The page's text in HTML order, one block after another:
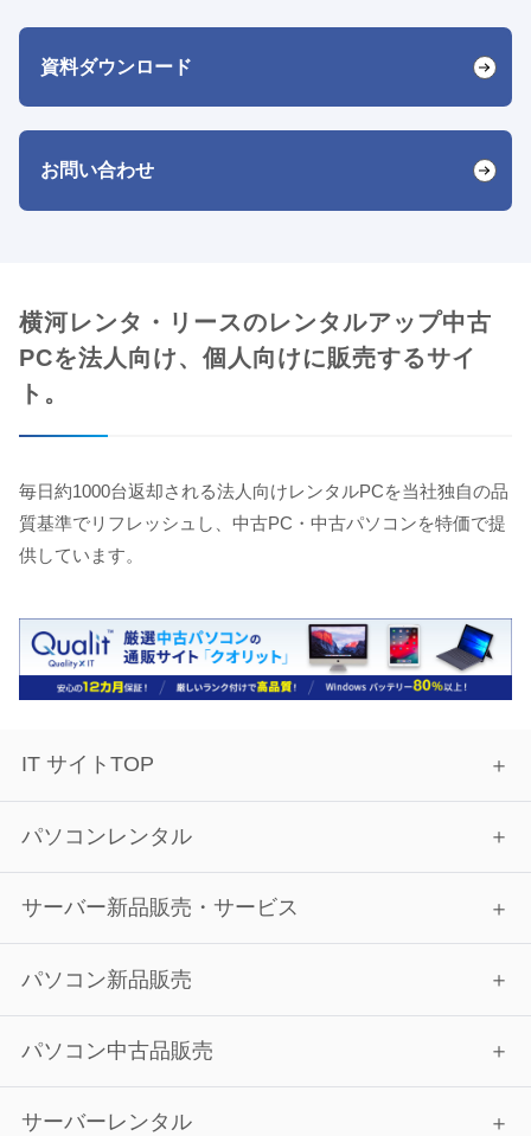
資料ダウンロード
お問い合わせ
横河レンタ・リースのレンタルアップ中古
PCを法人向け、個人向けに販売するサイ
ト。
毎日約1000台返却される法人向けレンタルPCを当社独自の品
質基準でリフレッシュし、中古PC・中古パソコンを特価で提
供しています。
IT サイトTOP
パソコンレンタル
サーバー新品販売・サービス
パソコン新品販売
パソコン中古品販売
サーバーレンタル